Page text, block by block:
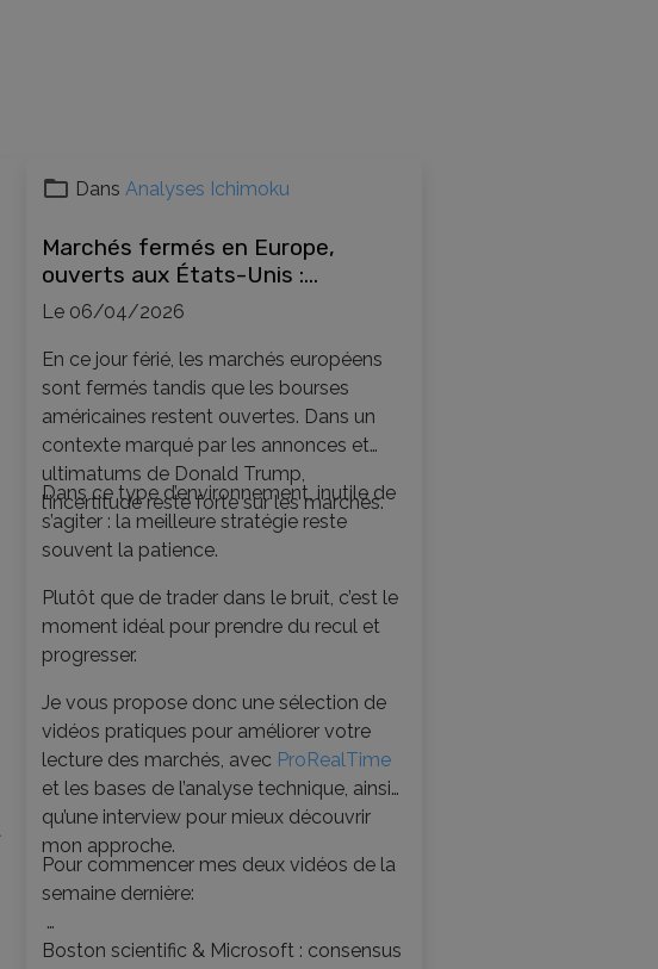
Dans Analyses Ichimoku
Marchés fermés en Europe,
ouverts aux États-Unis :
patienter et en profiter pour
progresser en bourse
Le 06/04/2026
En ce jour férié, les marchés européens
sont fermés tandis que les bourses
américaines restent ouvertes. Dans un
contexte marqué par les annonces et
ultimatums de Donald Trump,
l’incertitude reste forte sur les marchés.
Dans ce type d’environnement, inutile de
s’agiter : la meilleure stratégie reste
souvent la patience.
Plutôt que de trader dans le bruit, c’est le
moment idéal pour prendre du recul et
progresser.
Je vous propose donc une sélection de
vidéos pratiques pour améliorer votre
lecture des marchés, avec ProRealTime
et les bases de l’analyse technique, ainsi
qu’une interview pour mieux découvrir
mon approche.
Pour commencer mes deux vidéos de la
semaine dernière:
Boston scientific & Microsoft : consensus